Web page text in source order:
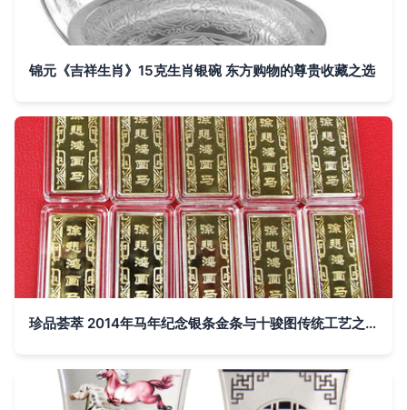
锦元《吉祥生肖》15克生肖银碗 东方购物的尊贵收藏之选
珍品荟萃 2014年马年纪念银条金条与十骏图传统工艺之美